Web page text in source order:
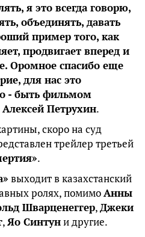
я это всегда говорю,
объединять, давать
пример того, как
продвигает вперед и
Оромное спасибо еще
для нас это
- быть фильмом
Алексей Петрухин.
скоро на суд
трейлер третьей
.
выходит в казахстанский
ролях, помимоАнны
Шварценеггер,Джеки
,Яо Синтуни другие.